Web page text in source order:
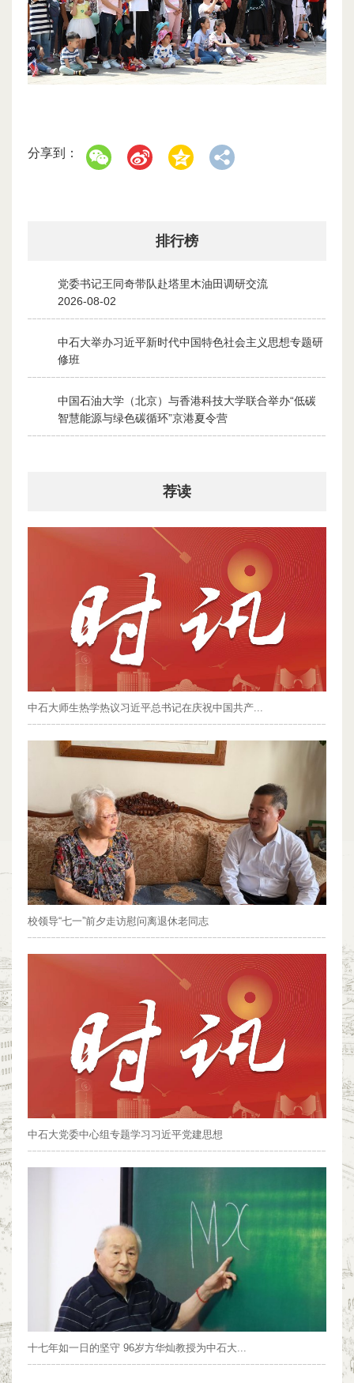
分享到：
排行榜
党委书记王同奇带队赴塔里木油田调研交流
2026-08-02
中石大举办习近平新时代中国特色社会主义思想专题研
修班
2026-07-28
中国石油大学（北京）与香港科技大学联合举办“低碳
智慧能源与绿色碳循环”京港夏令营
2026-07-30
荐读
中石大师生热学热议习近平总书记在庆祝中国共产...
校领导“七一”前夕走访慰问离退休老同志
中石大党委中心组专题学习习近平党建思想
十七年如一日的坚守 96岁方华灿教授为中石大...